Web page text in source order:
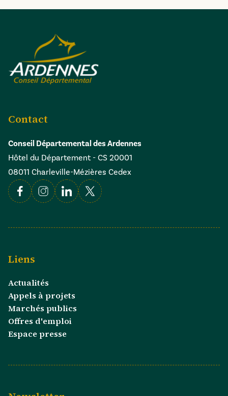
Contact
Conseil Départemental des Ardennes
Hôtel du Département - CS 20001
08011 Charleville-Mézières Cedex
FacebookInstagramLinkedin
X
Liens
Actualités
Appels à projets
Marchés publics
Offres d'emploi
Espace presse